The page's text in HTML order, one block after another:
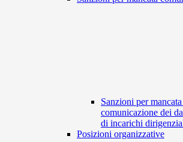
Sanzioni per
comunicazione dei
di incarichi
Posizioni organizzative